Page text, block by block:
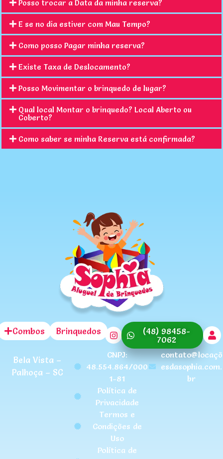
Posso trocar a Data da minha reserva?
E se no dia estiver com Mau Tempo?
Como posso Pagar minha reserva?
Existe Taxa de Deslocamento?
Posso Movimentar o brinquedo de lugar?
Qual local Montar o brinquedo? Local Aberto ou
Coberto?
Como saber se minha Reserva está confirmada?
Combos Brinquedos
(48) 98458-
7062
Bela Vista –
Palhoça – SC
CNPJ:
48.554.864/000
1-81
Política de
Privacidade
Termos e
Condições de
Uso
Política de
contato@locaçõ
esdasophia.com.
br